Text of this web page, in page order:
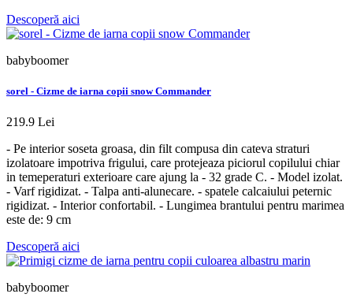
Descoperă aici
babyboomer
sorel - Cizme de iarna copii snow Commander
219.9 Lei
- Pe interior soseta groasa, din filt compusa din cateva straturi
izolatoare impotriva frigului, care protejeaza piciorul copilului chiar
in temeperaturi exterioare care ajung la - 32 grade C. - Model izolat.
- Varf rigidizat. - Talpa anti-alunecare. - spatele calcaiului peternic
rigidizat. - Interior confortabil. - Lungimea brantului pentru marimea
este de: 9 cm
Descoperă aici
babyboomer